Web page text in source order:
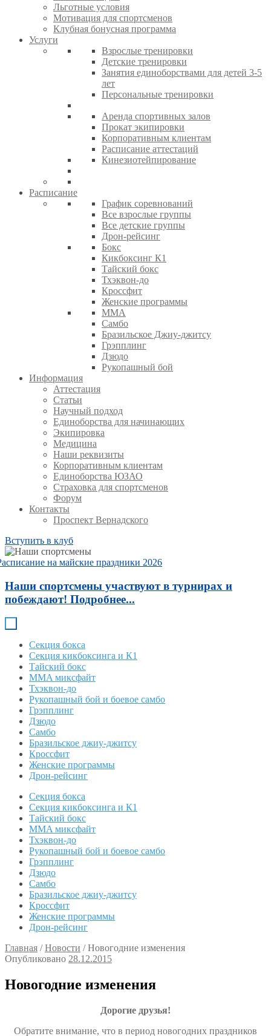
Льготные условия
Мотивация для спортсменов
Клубная бонусная программа
Услуги
Взрослые тренировки
Детские тренировки
Занятия единоборствами для детей 3-5
лет
Персональные тренировки
Аренда спортивных залов
Прокат экипировки
Корпоративным клиентам
Расписание аттестаций
Кинезиотейпирование
Расписание
График соревнований
Все взрослые группы
Все детские группы
Дрон-рейсинг
Бокс
Кикбоксинг К1
Тайский бокс
Тхэквон-до
Кроссфит
Женские программы
ММА
Самбо
Бразильское Джиу-джитсу
Грэпплинг
Дзюдо
Рукопашный бой
Информация
Аттестация
Статьи
Научный подход
Единоборства для начинающих
Экипировка
Медицина
Наши реквизиты
Корпоративным клиентам
Единоборства ЮЗАО
Страховка для спортсменов
Форум
Контакты
Проспект Вернадского
Вступить в клуб
на майские праздники 2026
Наши спортсмены участвуют в турнирах и
побеждают! Подробнее...
Секция бокса
Секция кикбоксинга и К1
Тайский бокс
MMA миксфайт
Тхэквон-до
Рукопашный бой и боевое самбо
Грэпплинг
Дзюдо
Самбо
Бразильское джиу-джитсу
Кроссфит
Женские программы
Дрон-рейсинг
Секция бокса
Секция кикбоксинга и К1
Тайский бокс
MMA миксфайт
Тхэквон-до
Рукопашный бой и боевое самбо
Грэпплинг
Дзюдо
Самбо
Бразильское джиу-джитсу
Кроссфит
Женские программы
Дрон-рейсинг
Главная /Новости /Новогодние изменения
Опубликовано 28.12.2015
Новогодние изменения
Дорогие друзья!
Обратите внимание, что в период новогодних праздников